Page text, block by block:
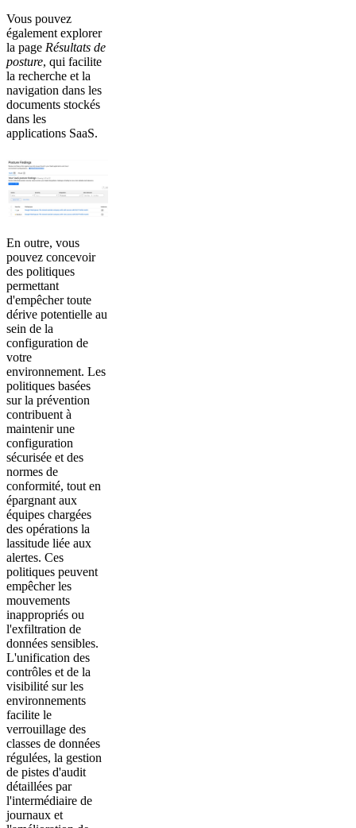
Vous pouvez
également explorer
la page Résultats de
posture, qui facilite
la recherche et la
navigation dans les
documents stockés
dans les
applications SaaS.
En outre, vous
pouvez concevoir
des politiques
permettant
d'empêcher toute
dérive potentielle au
sein de la
configuration de
votre
environnement. Les
politiques basées
sur la prévention
contribuent à
maintenir une
configuration
sécurisée et des
normes de
conformité, tout en
épargnant aux
équipes chargées
des opérations la
lassitude liée aux
alertes. Ces
politiques peuvent
empêcher les
mouvements
inappropriés ou
l'exfiltration de
données sensibles.
L'unification des
contrôles et de la
visibilité sur les
environnements
facilite le
verrouillage des
classes de données
régulées, la gestion
de pistes d'audit
détaillées par
l'intermédiaire de
journaux et